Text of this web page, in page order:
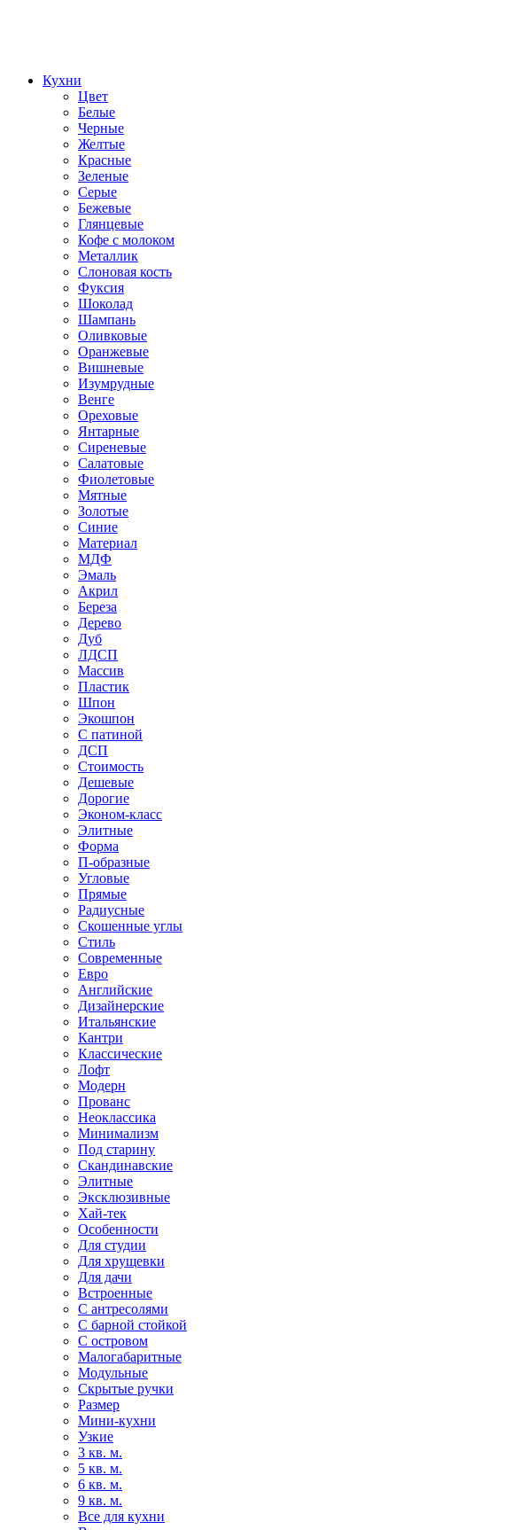
Кухни
Цвет
Белые
Черные
Желтые
Красные
Зеленые
Серые
Бежевые
Глянцевые
Кофе с молоком
Металлик
Слоновая кость
Фуксия
Шоколад
Шампань
Оливковые
Оранжевые
Вишневые
Изумрудные
Венге
Ореховые
Янтарные
Сиреневые
Салатовые
Фиолетовые
Мятные
Золотые
Синие
Материал
МДФ
Эмаль
Акрил
Береза
Дерево
Дуб
ЛДСП
Массив
Пластик
Шпон
Экошпон
С патиной
ДСП
Стоимость
Дешевые
Дорогие
Эконом-класс
Элитные
Форма
П-образные
Угловые
Прямые
Радиусные
Скошенные углы
Стиль
Современные
Евро
Английские
Дизайнерские
Итальянские
Кантри
Классические
Лофт
Модерн
Прованс
Неоклассика
Минимализм
Под старину
Скандинавские
Элитные
Эксклюзивные
Хай-тек
Особенности
Для студии
Для хрущевки
Для дачи
Встроенные
С антресолями
С барной стойкой
С островом
Малогабаритные
Модульные
Скрытые ручки
Размер
Мини-кухни
Узкие
3 кв. м.
5 кв. м.
6 кв. м.
9 кв. м.
Все для кухни